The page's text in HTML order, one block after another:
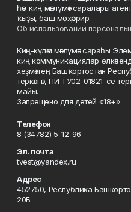
һәм киң мәғлүмәт саралары
ҡыҙы, баш мөхәррир.
Об использовании
Киң-күләм мәғлүмәт сараһы
киң коммуникациялар
хеҙмәттең Башҡортостан
теркәлгән, ПИ ТУ02-01821-се
майы.
Запрещено для детей «18+»
Телефон
8 (34782) 5-12-96
Эл. почта
tvest@yandex.ru
Адрес
452750, Республика
20Б